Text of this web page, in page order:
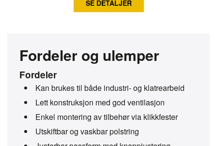
Fordeler og ulemper
Fordeler
Kan brukes til både industri- og klatrearbeid
Lett konstruksjon med god ventilasjon
Enkel montering av tilbehør via klikkfester
Utskiftbar og vaskbar polstring
SE DETALJER